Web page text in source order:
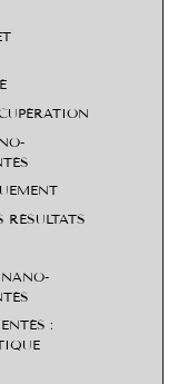
RÉSULTATS
NANO-
: